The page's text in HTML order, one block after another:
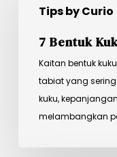
Tips by Curio
Kuku
Personaliti
Anda
7 Bentuk
Kaitan bentuk
tabiat yang
kuku,
melambangkan